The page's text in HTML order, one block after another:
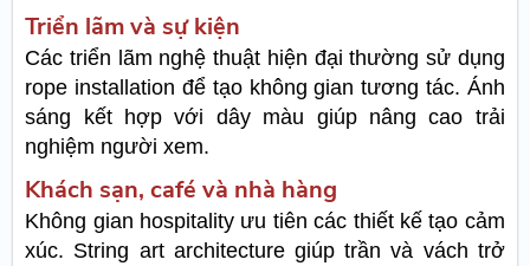
Triển lãm và sự kiện
Các triển lãm nghệ thuật hiện đại thường sử dụng
rope installation để tạo không gian tương tác. Ánh
sáng kết hợp với dây màu giúp nâng cao trải
nghiệm người xem.
Khách sạn, café và nhà hàng
Không gian hospitality ưu tiên các thiết kế tạo cảm
xúc. String art architecture giúp trần và vách trở